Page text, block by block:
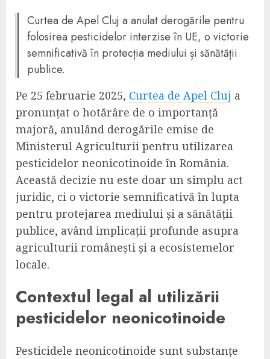
Curtea de Apel Cluj a anulat derogările pentru
folosirea pesticidelor interzise în UE, o victorie
semnificativă în protecția mediului și sănătății
publice.
Pe 25 februarie 2025, Curtea de Apel Cluj a
pronunțat o hotărâre de o importanță
majoră, anulând derogările emise de
Ministerul Agriculturii pentru utilizarea
pesticidelor neonicotinoide în România.
Această decizie nu este doar un simplu act
juridic, ci o victorie semnificativă în lupta
pentru protejarea mediului și a sănătății
publice, având implicații profunde asupra
agriculturii românești și a ecosistemelor
locale.
Contextul legal al utilizării
pesticidelor neonicotinoide
Pesticidele neonicotinoide sunt substanțe